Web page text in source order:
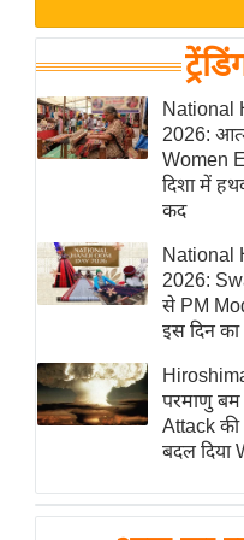
News
Hindi
Videos
खेल
क्रिकेट
IPL
2026
मिसाल बेमिसाल
शख्सियत
यंग इंडिया
साहित्य जगत
ऑटो वर्ल्ड
न्यूज ब्रीफ
बॉलीवुड
National
2026:
Women
दिशा में
कद
National
2026:
से PM
इस दिन का
परमाणु बम
Attack
बदल दिया